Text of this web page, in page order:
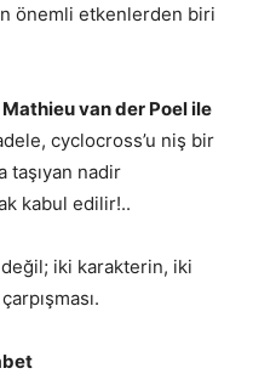
önemli etkenlerden biri
Mathieu van der Poel ile
cyclocross’u niş bir
taşıyan nadir
kabul edilir!..
iki karakterin, iki